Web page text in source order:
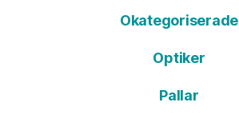
Okategoriserade
Optiker
Pallar